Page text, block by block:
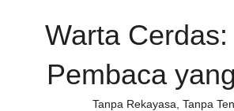
Warta
Pembaca
Tanpa Rekayasa, Tanpa